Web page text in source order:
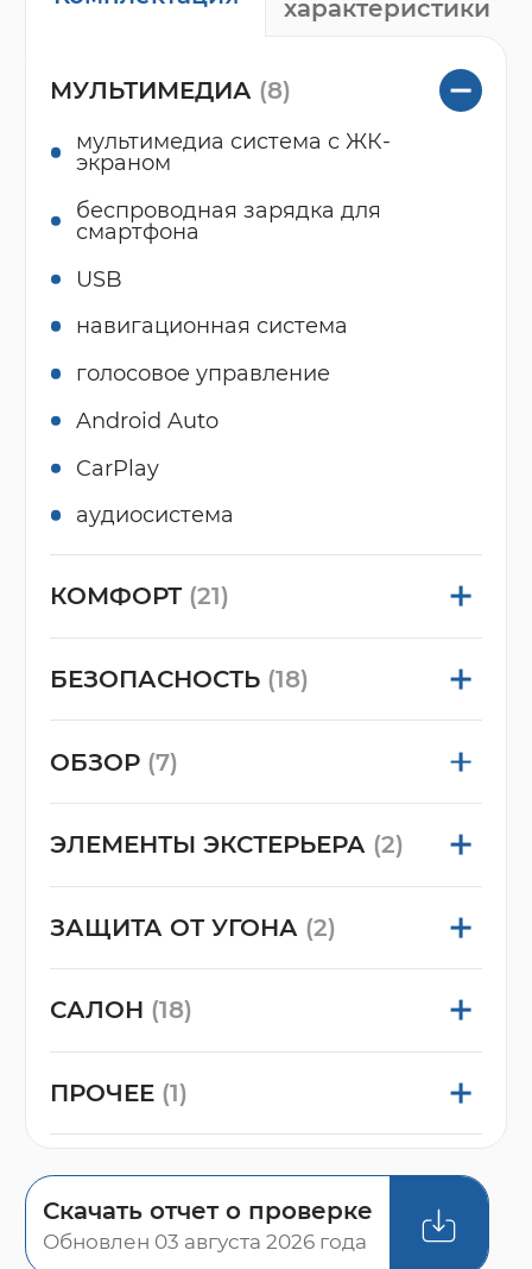
характеристики
МУЛЬТИМЕДИА (8)
мультимедиа система с ЖК-
экраном
беспроводная зарядка для
смартфона
USB
навигационная система
голосовое управление
Android Auto
CarPlay
аудиосистема
КОМФОРТ (21)
БЕЗОПАСНОСТЬ (18)
ОБЗОР (7)
ЭЛЕМЕНТЫ ЭКСТЕРЬЕРА (2)
ЗАЩИТА ОТ УГОНА (2)
САЛОН (18)
ПРОЧЕЕ (1)
Скачать отчет о проверке
Обновлен 03 августа 2026 года